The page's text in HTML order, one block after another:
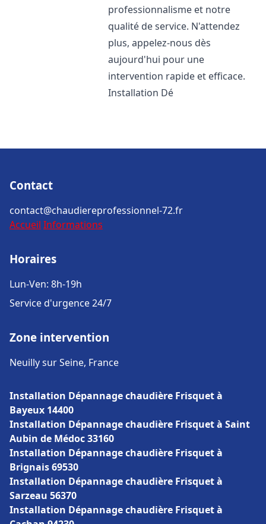
professionnalisme et notre
qualité de service. N'attendez
plus, appelez-nous dès
aujourd'hui pour une
intervention rapide et efficace.
Installation Dé
Contact
contact@chaudiereprofessionnel-72.fr
Accueil Informations
Horaires
Lun-Ven: 8h-19h
Service d'urgence 24/7
Zone intervention
Neuilly sur Seine, France
Installation Dépannage chaudière Frisquet à
Bayeux 14400
Installation Dépannage chaudière Frisquet à Saint
Aubin de Médoc 33160
Installation Dépannage chaudière Frisquet à
Brignais 69530
Installation Dépannage chaudière Frisquet à
Sarzeau 56370
Installation Dépannage chaudière Frisquet à